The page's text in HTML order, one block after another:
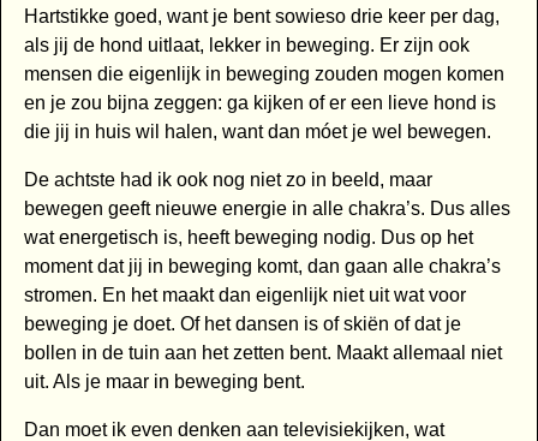
Hartstikke goed, want je bent sowieso drie keer per dag,
als jij de hond uitlaat, lekker in beweging. Er zijn ook
mensen die eigenlijk in beweging zouden mogen komen
en je zou bijna zeggen: ga kijken of er een lieve hond is
die jij in huis wil halen, want dan móet je wel bewegen.
De achtste had ik ook nog niet zo in beeld, maar
bewegen geeft nieuwe energie in alle chakra’s. Dus alles
wat energetisch is, heeft beweging nodig. Dus op het
moment dat jij in beweging komt, dan gaan alle chakra’s
stromen. En het maakt dan eigenlijk niet uit wat voor
beweging je doet. Of het dansen is of skiën of dat je
bollen in de tuin aan het zetten bent. Maakt allemaal niet
uit. Als je maar in beweging bent.
Dan moet ik even denken aan televisiekijken, wat